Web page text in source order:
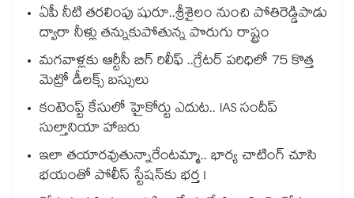
ఏపీ నీటి తరలింపు షురూ..శ్రీశైలం నుంచి పోతిరెడ్డిపాడు
ద్వారా నీళ్లు తన్నుకుపోతున్న పొరుగు రాష్ట్రం
మగవాళ్లకు ఆర్టీసీ బిగ్ రిలీఫ్ ..గ్రేటర్ పరిధిలో 75 కొత్త
మెట్రో డీలక్స్ బస్సులు
కంటెంప్ట్ కేసులో హైకోర్టు ఎదుట.. IAS సందీప్
సుల్తానియా హాజరు
ఇలా తయారవుతున్నారేంటమ్మా.. భార్య చాటింగ్ చూసి
భయంతో పోలీస్ స్టేషన్⁫కు భర్త !